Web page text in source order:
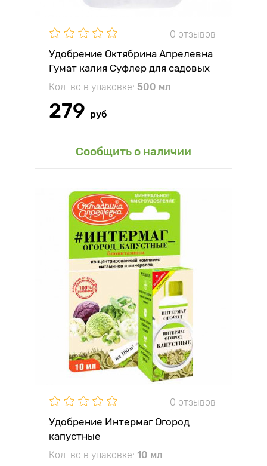
0 отзывов
Удобрение Октябрина Апрелевна
Гумат калия Суфлер для садовых
цветов
Кол-во в упаковке: 500 мл
279 руб
Сообщить о наличии
0 отзывов
Удобрение Интермаг Огород
капустные
Кол-во в упаковке: 10 мл